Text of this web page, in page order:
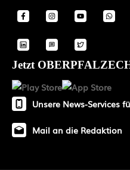
Jetzt
Unsere News-Services
Mail an die Redaktion